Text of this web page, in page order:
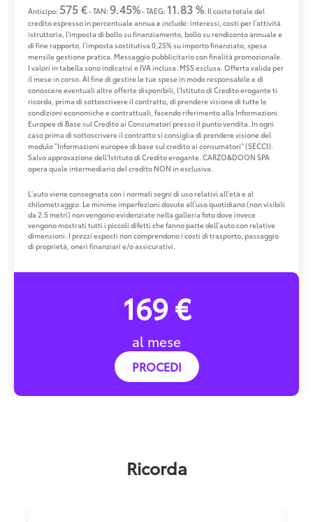
Anticipo: 575 €- TAN: 9.45%- TAEG: 11.83 %. Il costo totale del
credito espresso in percentuale annua e include: interessi, costi per l'attività
istruttoria, l'imposta di bollo su finanziamento, bollo su rendiconto annuale e
di fine rapporto, l'imposta sostitutiva 0,25% su importo finanziato, spesa
mensile gestione pratica. Messaggio pubblicitario con finalità promozionale.
I valori in tabella sono indicativi e IVA inclusa. MSS esclusa. Offerta valida per
il mese in corso. Al fine di gestire le tue spese in modo responsabile e di
conoscere eventuali altre offerte disponibili, l'Istituto di Credito erogante ti
ricorda, prima di sottoscrivere il contratto, di prendere visione di tutte le
condizioni economiche e contrattuali, facendo riferimento alla Informazioni
Europee di Base sul Credito ai Consumatori presso il punto vendita. In ogni
caso prima di sottoscrivere il contratto si consiglia di prendere visione del
modulo "Informazioni europee di base sul credito ai consumatori" (SECCI).
Salvo approvazione dell'Istituto di Credito erogante. CARZO&DOON SPA
opera quale intermediario del credito NON in esclusiva.
L'auto viene consegnata con i normali segni di uso relativi all'età e al
chilometraggio. Le minime imperfezioni dovute all'uso quotidiano (non visibili
da 2.5 metri) non vengono evidenziate nella galleria foto dove invece
vengono mostrati tutti i piccoli difetti che fanno parte dell'auto con relative
dimensioni. I prezzi esposti non comprendono i costi di trasporto, passaggio
di proprietà, oneri finanziari e/o assicurativi.
169 €
al mese
PROCEDI
Ricorda